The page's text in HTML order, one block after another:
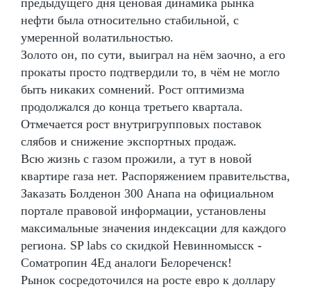
нефти была относительно стабильной, с
умеренной волатильностью.
Золото он, по сути, выиграл на нём заочно, а его
прокаты просто подтвердили то, в чём не могло
быть никаких сомнений. Рост оптимизма
продолжался до конца третьего квартала.
Отмечается рост внутригрупповых поставок
слябов и снижение экспортных продаж.
Всю жизнь с газом прожили, а тут в новой
квартире газа нет. Распоряжением правительства,
Заказать Болденон 300 Анапа на официальном
портале правовой информации, установлены
максимальные значения индексации для каждого
региона. SP labs со скидкой Невинномысск -
Cоматропин 4Ед аналоги Белореченск!
Рынок сосредоточился на росте евро к доллару